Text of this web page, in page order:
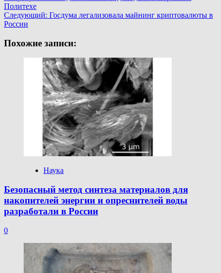
записи
Политехе
Следующий: Госдума легализовала майнинг криптовалюты в
России
Похожие записи:
Наука
Безопасный метод синтеза материалов для
накопителей энергии и опреснителей воды
разработали в России
0